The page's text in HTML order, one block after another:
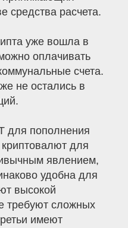
средства расчета.
уже вошла в
оплачивать
счета.
не остались в
для пополнения
для
явлением,
удобна для
высокой
требуют сложных
имеют